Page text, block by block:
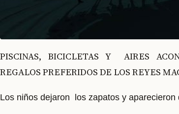
PISCINAS, BICICLETAS Y AIRES
REGALOS PREFERIDOS DE LOS REYES
Los niños dejaron los zapatos y aparecieron